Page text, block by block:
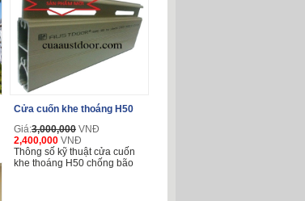
Cửa cuốn khe thoáng H50
Giá:3,000,000 VNĐ
2,400,000 VNĐ
Thông số kỹ thuật cửa cuốn
khe thoáng H50 chống bão